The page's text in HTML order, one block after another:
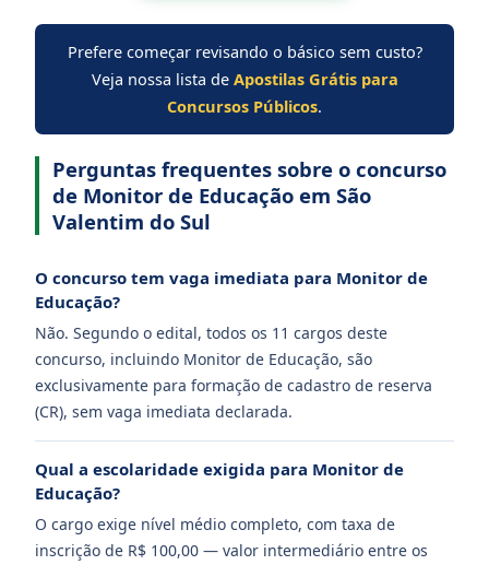
Prefere começar revisando o básico sem custo?
Veja nossa lista de Apostilas Grátis para
Concursos Públicos.
Perguntas frequentes sobre o concurso
de Monitor de Educação em São
Valentim do Sul
O concurso tem vaga imediata para Monitor de
Educação?
Não. Segundo o edital, todos os 11 cargos deste
concurso, incluindo Monitor de Educação, são
exclusivamente para formação de cadastro de reserva
(CR), sem vaga imediata declarada.
Qual a escolaridade exigida para Monitor de
Educação?
O cargo exige nível médio completo, com taxa de
inscrição de R$ 100,00 — valor intermediário entre os